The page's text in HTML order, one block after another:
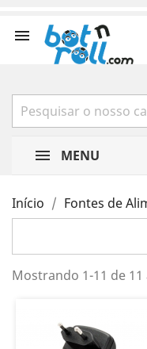

MENU
Início Fontes de
Mostrando 1-11 de